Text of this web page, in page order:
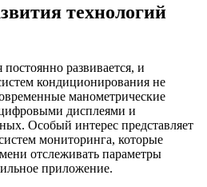
технологий
развивается, и
кондиционирования не
манометрические
дисплеями и
Особый интерес представляет
мониторинга, которые
отслеживать параметры
приложение.